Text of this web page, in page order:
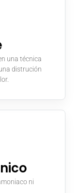
una técnica
distrución
ni